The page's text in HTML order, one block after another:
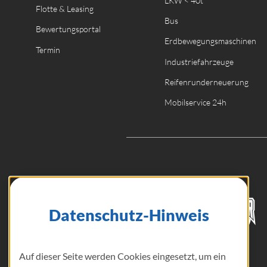
Datenschutz-Hinweis
Auf dieser Seite werden Cookies eingesetzt, um ein
Flotte & Leasing
Bewertungsportal
Termin
Bus
Erdbewegungsmaschinen
Industriefahrzeuge
Reifenrunderneuerung
Mobilservice 24h